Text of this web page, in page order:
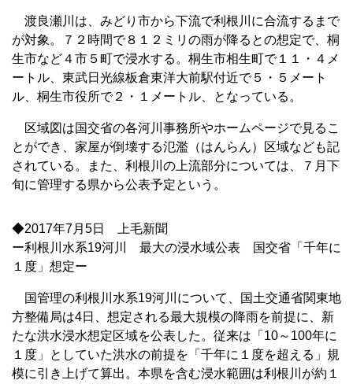
渡良瀬川は、みどり市から下流で利根川に合流するまで
が対象。７２時間で８１２ミリの雨が降るとの想定で、桐
生市など４市５町で浸水する。桐生市相生町で１１・４メ
ートル、東武日光線板倉東洋大前駅付近で５・５メート
ル、桐生市役所で２・１メートル、となっている。
区域図は国交省の各河川事務所やホームページで見るこ
とができ、家屋が倒壊する氾濫（はんらん）区域なども記
されている。また、利根川の上流部分については、７月下
旬に管理する県から公表予定という。
◆2017年7月5日 上毛新聞
ー利根川水系19河川 最大の浸水域公表 国交省「千年に
１度」想定ー
国管理の利根川水系19河川について、国土交通省関東地
方整備局は4日、想定される最大規模の降雨を前提に、新
たな洪水浸水想定区域を公表した。従来は「10～100年に
１度」としていた洪水の前提を「千年に１度を超える」規
模に引き上げて算出。本県を含む浸水範囲は利根川が約１